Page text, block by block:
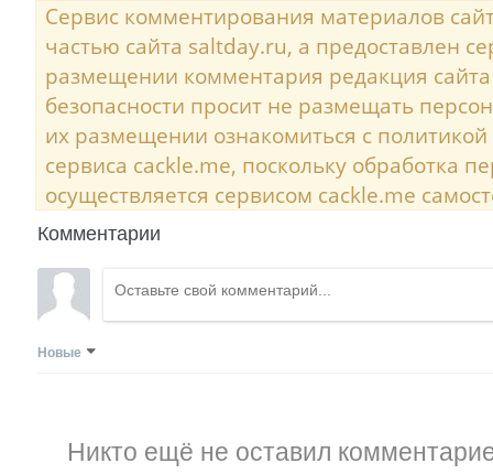
Сервис комментирования материалов
частью сайта saltday.ru, а предоставлен
размещении комментария редакция
безопасности просит не размещать
их размещении ознакомиться с
сервиса cackle.me, поскольку обработка
осуществляется сервисом cackle.me
Комментарии
Новые
Никто ещё не оставил